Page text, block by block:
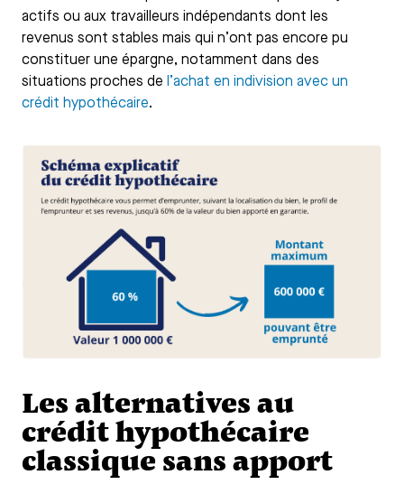
actifs ou aux travailleurs indépendants dont les
revenus sont stables mais qui n’ont pas encore pu
constituer une épargne, notamment dans des
situations proches de l’achat en indivision avec un
crédit hypothécaire.
Les alternatives au
crédit hypothécaire
classique sans apport